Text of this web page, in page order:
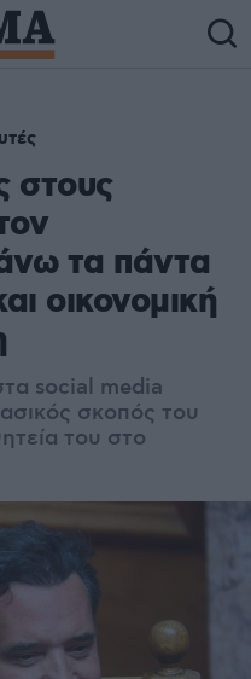
στους
τα πάντα
οικονομική
social media
σκοπός του
του στο